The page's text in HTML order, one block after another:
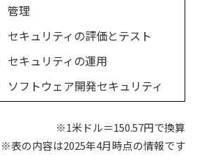
管理
セキュリティの評価とテスト
セキュリティの運用
ソフトウェア開発セキュリティ
※1米ドル＝150.57円で換算
※表の内容は2025年4月時点の情報です